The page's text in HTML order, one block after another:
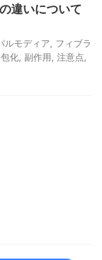
違いについて
ルモディア
フィブラ
化 副作用 注意点